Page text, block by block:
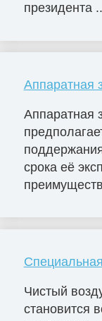
президента
Аппаратная
Аппаратная
срока её
Чистый
становится